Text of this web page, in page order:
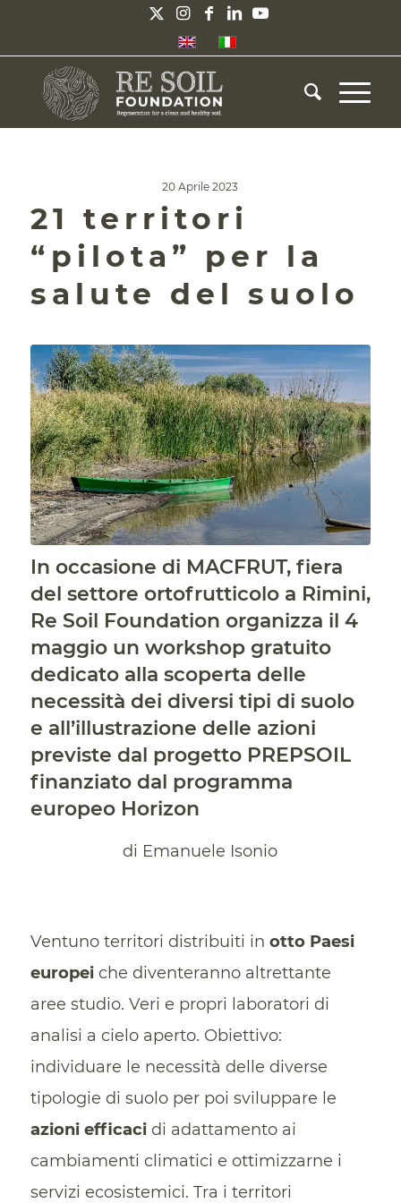
20 Aprile 2023
21 territori
“pilota” per la
salute del suolo
In occasione di MACFRUT, fiera
del settore ortofrutticolo a Rimini,
Re Soil Foundation organizza il 4
maggio un workshop gratuito
dedicato alla scoperta delle
necessità dei diversi tipi di suolo
e all’illustrazione delle azioni
previste dal progetto PREPSOIL
finanziato dal programma
europeo Horizon
di Emanuele Isonio
Ventuno territori distribuiti in otto Paesi
europeiche diventeranno altrettante
aree studio. Veri e propri laboratori di
analisi a cielo aperto. Obiettivo:
individuare le necessità delle diverse
tipologie di suolo per poi sviluppare le
azioni efficacidi adattamento ai
cambiamenti climatici e ottimizzarne i
servizi ecosistemici. Tra i territori